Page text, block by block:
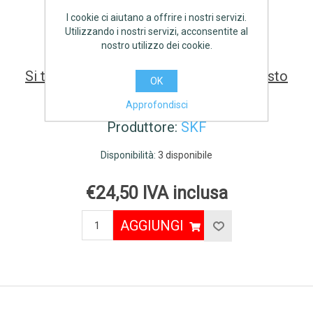
SCHEDA TECNICA
Si tratta della prima recensione per questo
prodotto
Produttore: SKF
Disponibilità: 3 disponibile
€24,50 IVA inclusa
AGGIUNGI
I cookie ci aiutano a offrire i nostri servizi.
Utilizzando i nostri servizi, acconsentite al
nostro utilizzo dei cookie.
OK
Approfondisci